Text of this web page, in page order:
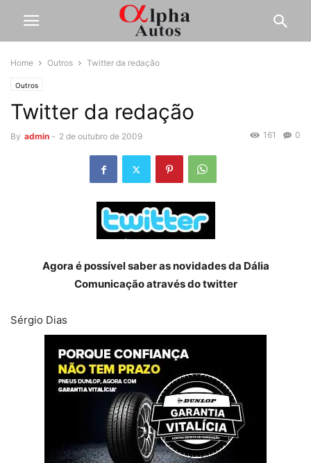
Home Outros Twitter da redação
Outros
Twitter da redação
By admin - 2 de outubro de 2009 0
161
Agora é possível saber as novidades da Dália
Comunicação através do twitter
Sérgio Dias